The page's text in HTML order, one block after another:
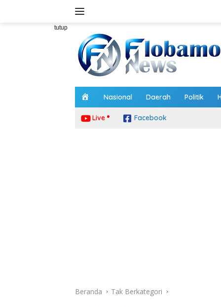
tutup
o
m
e
Nasional Daerah Politik
Live Facebook
Beranda Tak Berkategori